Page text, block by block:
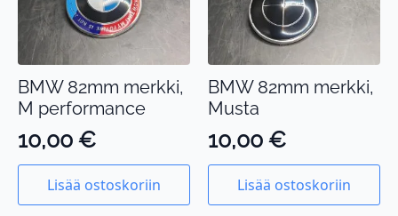
BMW 82mm merkki,
M performance
10,00 €
Lisää ostoskoriin
BMW 82mm merkki,
Musta
10,00 €
Lisää ostoskoriin